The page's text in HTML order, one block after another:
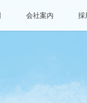
会社案内 採